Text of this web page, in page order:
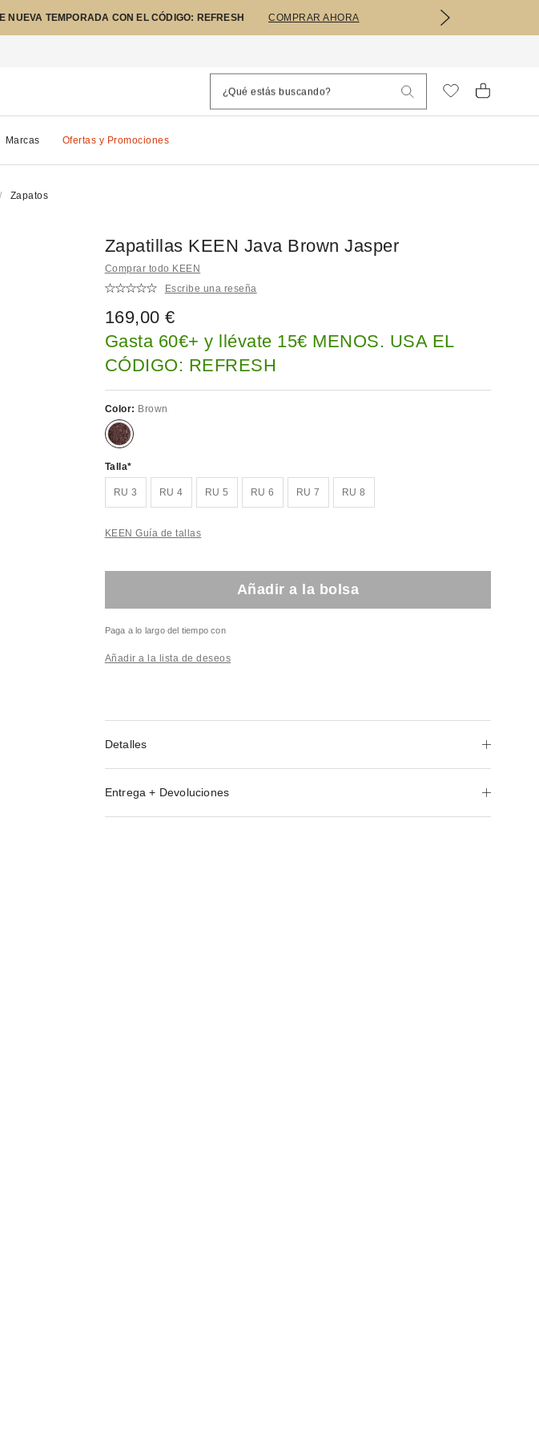
NUEVA TEMPORADA CON EL CÓDIGO: REFRESH COMPRAR AHORA
Marcas Ofertas y Promociones
Zapatos
Zapatillas KEEN Java Brown Jasper
Comprar todo KEEN
Escribe una reseña
169,00 €
Gasta 60€+ y llévate 15€ MENOS. USA EL
CÓDIGO: REFRESH
Color: Brown
Talla
RU 3 RU 4 RU 5 RU 6 RU 7 RU 8
KEEN Guía de tallas
Añadir a la bolsa
Paga a lo largo del tiempo con
Añadir a la lista de deseos
Detalles
Entrega + Devoluciones